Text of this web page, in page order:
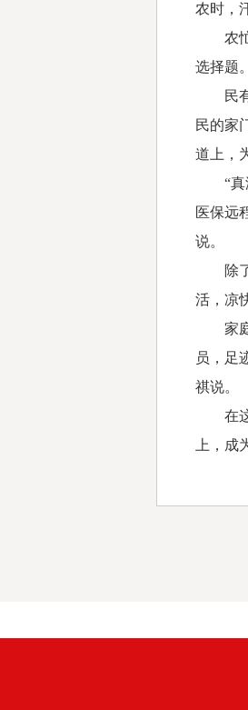
农时，
农忙
选择题。
民有
民的家
道上，
“真没
医保远
说。
除了
活，凉
家庭
员，足
祺说。
在这
上，